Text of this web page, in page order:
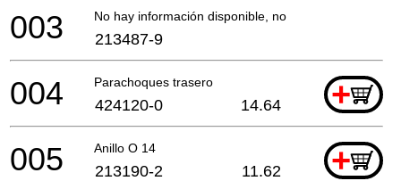
No hay información disponible, no se puede pedir
003 213487-9
Parachoques trasero +
004 424120-0 14.64
Anillo O 14 +
005 213190-2 11.62